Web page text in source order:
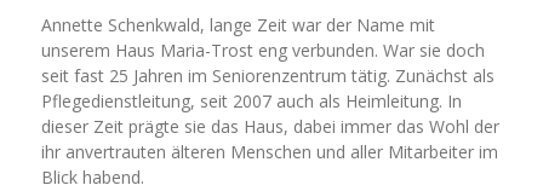
Annette Schenkwald, lange Zeit war der Name mit
unserem Haus Maria-Trost eng verbunden. War sie doch
seit fast 25 Jahren im Seniorenzentrum tätig. Zunächst als
Pflegedienstleitung, seit 2007 auch als Heimleitung. In
dieser Zeit prägte sie das Haus, dabei immer das Wohl der
ihr anvertrauten älteren Menschen und aller Mitarbeiter im
Blick habend.